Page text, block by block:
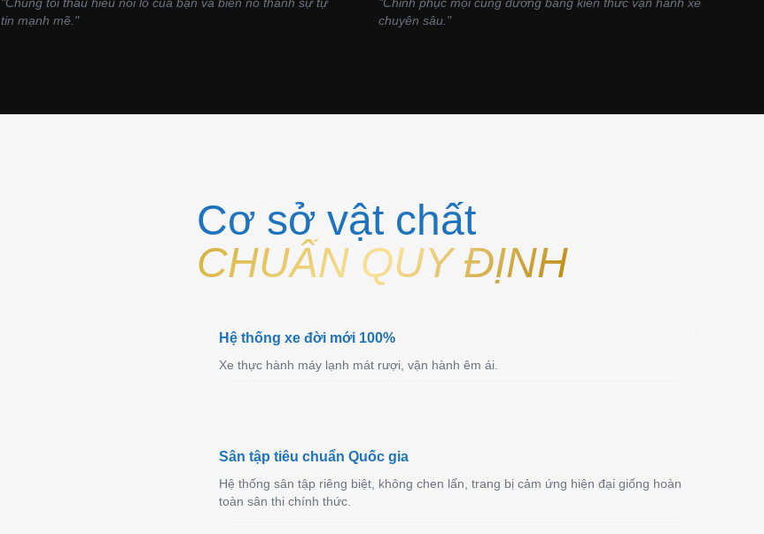
tin mạnh mẽ."
chuyên sâu."
Cơ sở vật chất
CHUẨN QUY ĐỊNH
Hệ thống xe đời mới 100%
Xe thực hành máy lạnh mát rượi, vận hành êm ái.
Sân tập tiêu chuẩn Quốc gia
Hệ thống sân tập riêng biệt, không chen lấn, trang bị cảm ứng hiện đại giống hoàn
toàn sân thi chính thức.